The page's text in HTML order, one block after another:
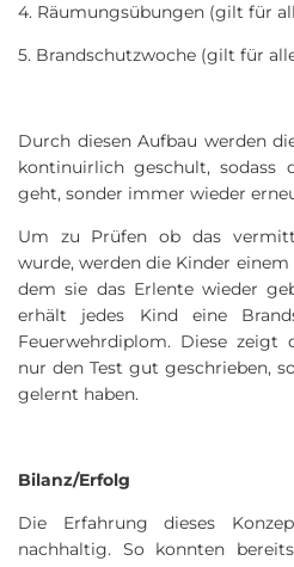
4. Räumungsübungen (gilt für
5. Brandschutzwoche (gilt für
Durch diesen Aufbau werden
kontinuirlich geschult, sodass
geht, sonder immer wieder
Um zu Prüfen ob das
wurde, werden die Kinder
dem sie das Erlente wieder
erhält jedes Kind eine
Feuerwehrdiplom. Diese zeigt
nur den Test gut geschrieben,
gelernt haben.
Bilanz/Erfolg
Die Erfahrung dieses
nachhaltig. So konnten